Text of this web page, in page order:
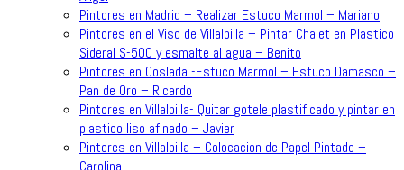
Pintores en Madrid – Realizar Estuco Marmol – Mariano
Pintores en el Viso de Villalbilla – Pintar Chalet en Plastico
Sideral S-500 y esmalte al agua – Benito
Pintores en Coslada -Estuco Marmol – Estuco Damasco –
Pan de Oro – Ricardo
Pintores en Villalbilla- Quitar gotele plastificado y pintar en
plastico liso afinado – Javier
Pintores en Villalbilla – Colocacion de Papel Pintado –
Carolina